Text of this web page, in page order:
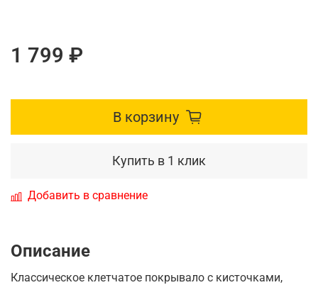
1 799 ₽
В корзину
Купить в 1 клик
Добавить в сравнение
Описание
Классическое клетчатое покрывало с кисточками,